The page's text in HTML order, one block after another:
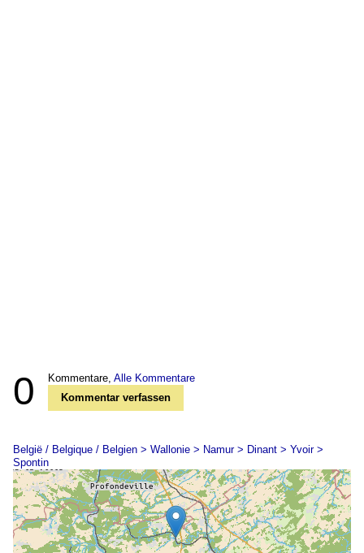
0 Kommentare, Alle Kommentare
Kommentar verfassen
België / Belgique / Belgien > Wallonie > Namur > Dinant > Yvoir >
Spontin